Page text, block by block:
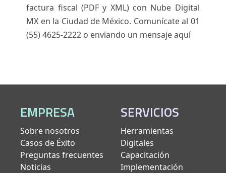
factura fiscal (PDF y XML) con Nube Digital
MX en la Ciudad de México. Comunícate al 01
(55) 4625-2222 o enviando un mensaje aquí
EMPRESA
Sobre nosotros
Casos de Éxito
Preguntas frecuentes
Noticias
SERVICIOS
Herramientas
Digitales
Capacitación
Implementación